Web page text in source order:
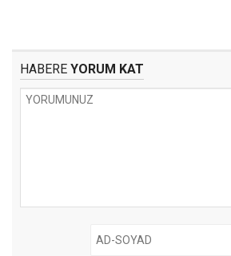
HABERE YORUM KAT